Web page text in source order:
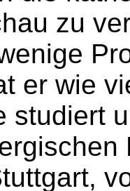
zu
er wie
studiert